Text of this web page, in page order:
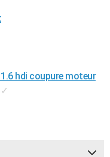
hdi coupure moteur
✓